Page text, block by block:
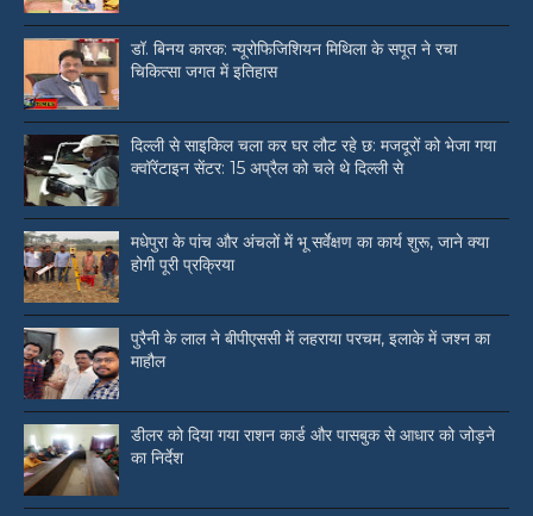
डॉ. बिनय कारक: न्यूरोफिजिशियन मिथिला के सपूत ने रचा
चिकित्सा जगत में इतिहास
दिल्ली से साइकिल चला कर घर लौट रहे छ: मजदूरों को भेजा गया
क्वॉरेंटाइन सेंटर: 15 अप्रैल को चले थे दिल्ली से
मधेपुरा के पांच और अंचलों में भू सर्वेक्षण का कार्य शुरू, जाने क्या
होगी पूरी प्रक्रिया
पुरैनी के लाल ने बीपीएससी में लहराया परचम, इलाके में जश्न का
माहौल
डीलर को दिया गया राशन कार्ड और पासबुक से आधार को जोड़ने
का निर्देश